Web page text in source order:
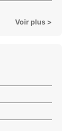
Voir plus >